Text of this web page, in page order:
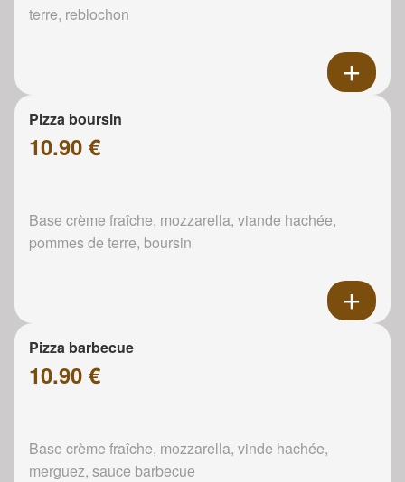
terre, reblochon
Pizza boursin
10.90 €
Base crème fraîche, mozzarella, viande hachée,
pommes de terre, boursin
Pizza barbecue
10.90 €
Base crème fraîche, mozzarella, vinde hachée,
merguez, sauce barbecue